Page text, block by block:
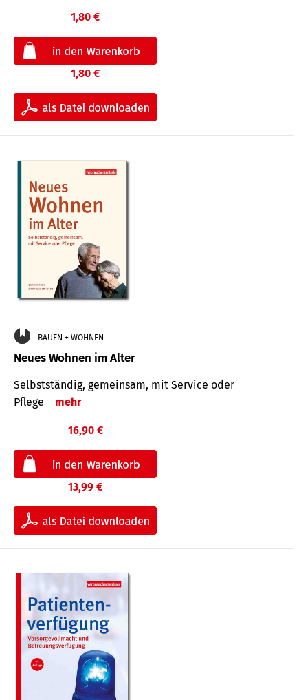
1,80 €
1,80 €
BAUEN + WOHNEN
Neues Wohnen im Alter
Selbstständig, gemeinsam, mit Service oder
Pflege
mehr
16,90 €
13,99 €